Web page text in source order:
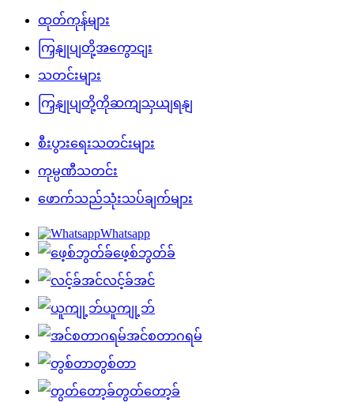
ထုတ်ကုန်များ
ကြှနျုပျတို့အကွောငျး
သတင်းများ
ကြှနျုပျတို့ကိုဆကျသှယျရနျ
စီးပွားရေးသတင်းများ
ကုမ္ပဏီသတင်း
ဖောက်သည်သုံးသပ်ချက်များ
Whatsapp
ဖေ့စ်ဘွတ်ခ်
လင့်ခ်အင်
ယူကျု့ဘ်
အင်စတာဂရမ်
တွစ်တာ
တွတ်တော့ခ်